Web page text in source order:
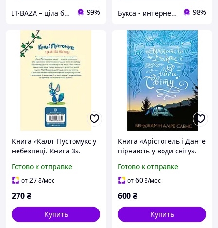
IT-BAZA – ціла база потрібних речей для всієї родини 99% Букса - интернет-магазин книг, товаров для детей и подарков 98%
Книга «Каллі Пустомукс у
небезпеці. Книга 3».
Готово к отправке
от27₴/мес
270₴
Купить
Книга «Арістотель і Данте
пірнають у води світу».
Саенс
Готово к отправке
от60₴/мес
600₴
Купить